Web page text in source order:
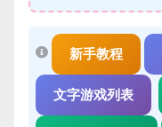
新手教程
文字游戏列表